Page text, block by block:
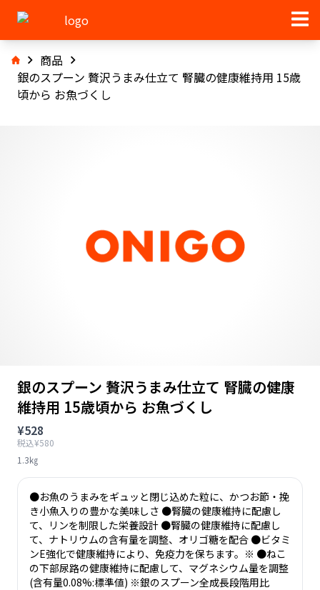
商品
銀のスプーン 贅沢うまみ仕立て 腎臓の健康維持用 15歳
頃から お魚づくし
銀のスプーン 贅沢うまみ仕立て 腎臓の健康
維持用 15歳頃から お魚づくし
¥528
税込¥580
1.3㎏
●お魚のうまみをギュッと閉じ込めた粒に、かつお節・挽
き小魚入りの豊かな美味しさ ●腎臓の健康維持に配慮し
て、リンを制限した栄養設計 ●腎臓の健康維持に配慮し
て、ナトリウムの含有量を調整、オリゴ糖を配合 ●ビタミ
ンE強化で健康維持により、免疫力を保ちます。※ ●ねこ
の下部尿路の健康維持に配慮して、マグネシウム量を調整
(含有量0.08%:標準値) ※銀のスプーン全成長段階用比